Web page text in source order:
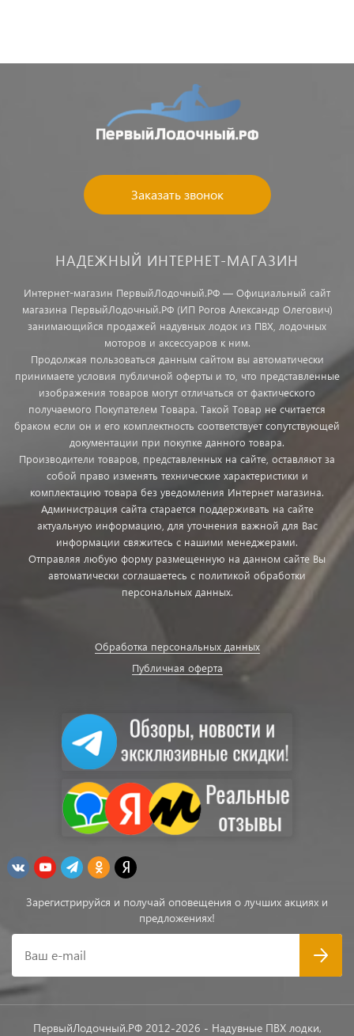
Заказать звонок
НАДЕЖНЫЙ ИНТЕРНЕТ-МАГАЗИН
Интернет-магазин ПервыйЛодочный.РФ — Официальный сайт
магазина ПервыйЛодочный.РФ (ИП Рогов Александр Олегович)
занимающийся продажей надувных лодок из ПВХ, лодочных
моторов и аксессуаров к ним.
Продолжая пользоваться данным сайтом вы автоматически
принимаете условия публичной оферты и то, что представленные
изображения товаров могут отличаться от фактического
получаемого Покупателем Товара. Такой Товар не считается
браком если он и его комплектность соответствует сопутствующей
документации при покупке данного товара.
Производители товаров, представленных на сайте, оставляют за
собой право изменять технические характеристики и
комплектацию товара без уведомления Интернет магазина.
Администрация сайта старается поддерживать на сайте
актуальную информацию, для уточнения важной для Вас
информации свяжитесь с нашими менеджерами.
Отправляя любую форму размещенную на данном сайте Вы
автоматически соглашаетесь с политикой обработки
персональных данных.
Обработка персональных данных
Публичная оферта
Зарегистрируйся и получай оповещения о лучших акциях и
предложениях!
Ваш e-mail
ПервыйЛодочный.РФ 2012-2026 - Надувные ПВХ лодки,